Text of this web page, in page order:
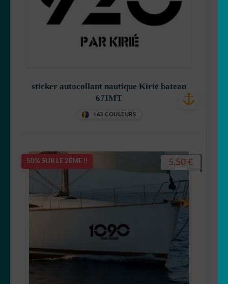
sticker autocollant nautique Kirié bateau
67IMT
+63 COULEURS
50% SUR LE 2ÈME !! 5,50 €